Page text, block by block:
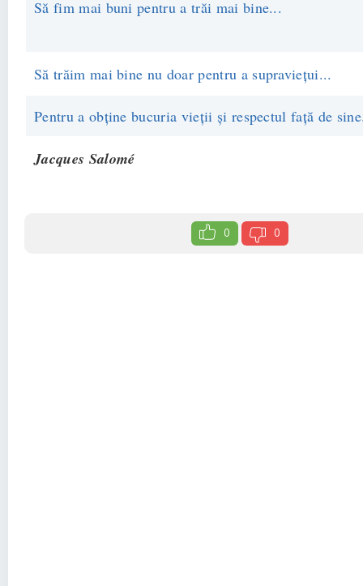
Să fim mai buni pentru a trăi mai bine...
Să trăim mai bine nu doar pentru a supravieţui...
Pentru a obţine bucuria vieţii şi respectul faţă de
Jacques Salomé
0 0